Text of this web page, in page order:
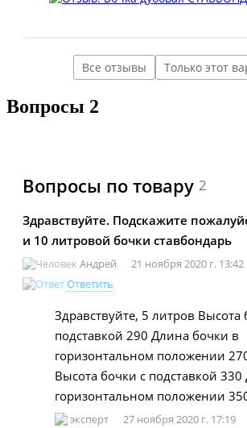
Все отзывы Только этот
Вопросы 2
Вопросы по товару 2
Здравствуйте. Подскажите
и 10 литровой бочки ставбондарь
Андрей
21 ноября 2020 г. 13:42
Ответить
Здравствуйте, 5 литров Высота
подставкой 290 Длина бочки в
горизонтальном положении
Высота бочки с подставкой
горизонтальном положении
эксперт 27 ноября 2020 г. 17:19